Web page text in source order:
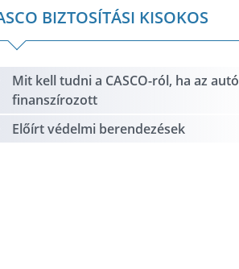
BIZTOSÍTÁSI KISOKOS
Mit kell tudni a CASCO-ról, ha az autó
finanszírozott
Előírt védelmi berendezések